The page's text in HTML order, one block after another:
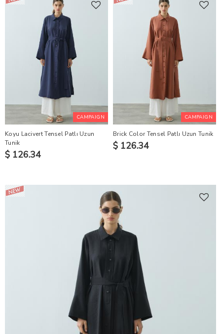
CAMPAIGN
Koyu Lacivert Tensel Patlı Uzun
Tunik
$ 126.34
CAMPAIGN
Brick Color Tensel Patlı Uzun Tunik
$ 126.34